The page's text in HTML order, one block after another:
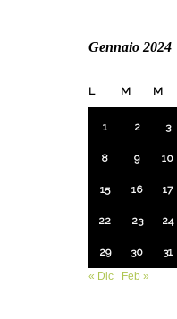
Gennaio 2024
L M M
1 2 3
8 9 10
15 16 17
22 23 24
29 30
31
« Dic
Feb »